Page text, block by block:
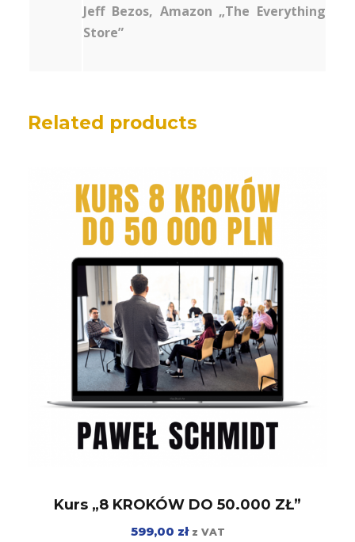
Jeff Bezos, Amazon „The Everything
Store”
Related products
Kurs „8 KROKÓW DO 50.000 ZŁ”
599,00 zł z VAT